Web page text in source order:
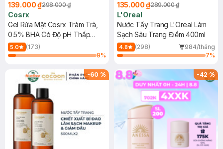
139.000 ₫298.000 ₫
Cosrx
Gel Rửa Mặt Cosrx Tràm Trà,
0.5% BHA Có Độ pH Thấp
150ml
5.0
(173)
9%
135.000 ₫289.000 ₫
L'Oreal
Nước Tẩy Trang L'Oreal Làm
Sạch Sâu Trang Điểm 400ml
4.8 (298)
984/tháng
7%
-60 % -42%